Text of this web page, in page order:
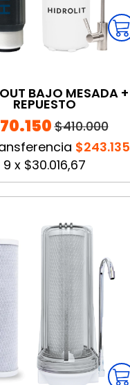
BAJO MESADA +
REPUESTO
$410.000
$243.135
9 x $30.016,67